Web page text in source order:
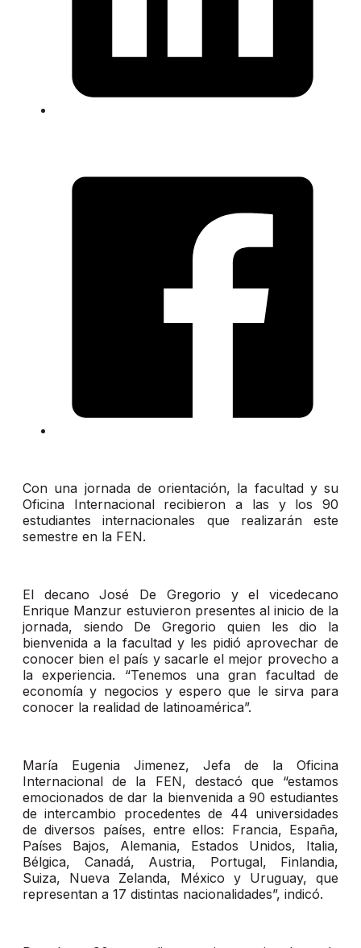
Con una jornada de orientación, la facultad y su
Oficina Internacional recibieron a las y los 90
estudiantes internacionales que realizarán este
semestre en la FEN.
El decano José De Gregorio y el vicedecano
Enrique Manzur estuvieron presentes al inicio de la
jornada, siendo De Gregorio quien les dio la
bienvenida a la facultad y les pidió aprovechar de
conocer bien el país y sacarle el mejor provecho a
la experiencia. “Tenemos una gran facultad de
economía y negocios y espero que le sirva para
conocer la realidad de latinoamérica”.
María Eugenia Jimenez, Jefa de la Oficina
Internacional de la FEN, destacó que “estamos
emocionados de dar la bienvenida a 90 estudiantes
de intercambio procedentes de 44 universidades
de diversos países, entre ellos: Francia, España,
Países Bajos, Alemania, Estados Unidos, Italia,
Bélgica, Canadá, Austria, Portugal, Finlandia,
Suiza, Nueva Zelanda, México y Uruguay, que
representan a 17 distintas nacionalidades”, indicó.